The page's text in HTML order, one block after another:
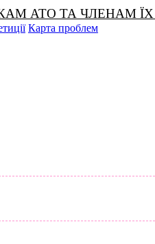
ТА ЧЛЕНАМ ЇХ
Карта проблем